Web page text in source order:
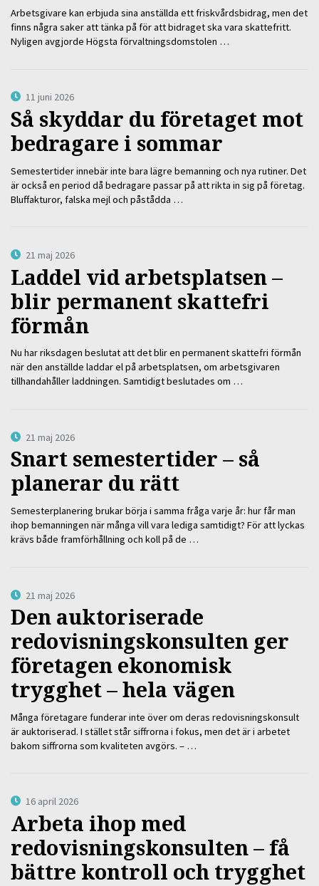
Arbetsgivare kan erbjuda sina anställda ett friskvårdsbidrag, men det
finns några saker att tänka på för att bidraget ska vara skattefritt.
Nyligen avgjorde Högsta förvaltningsdomstolen …
11 juni 2026
Så skyddar du företaget mot
bedragare i sommar
Semestertider innebär inte bara lägre bemanning och nya rutiner. Det
är också en period då bedragare passar på att rikta in sig på företag.
Bluffakturor, falska mejl och påstådda …
21 maj 2026
Laddel vid arbetsplatsen –
blir permanent skattefri
förmån
Nu har riksdagen beslutat att det blir en permanent skattefri förmån
när den anställde laddar el på arbetsplatsen, om arbetsgivaren
tillhandahåller laddningen. Samtidigt beslutades om …
21 maj 2026
Snart semestertider – så
planerar du rätt
Semesterplanering brukar börja i samma fråga varje år: hur får man
ihop bemanningen när många vill vara lediga samtidigt? För att lyckas
krävs både framförhållning och koll på de …
21 maj 2026
Den auktoriserade
redovisningskonsulten ger
företagen ekonomisk
trygghet – hela vägen
Många företagare funderar inte över om deras redovisningskonsult
är auktoriserad. I stället står siffrorna i fokus, men det är i arbetet
bakom siffrorna som kvaliteten avgörs. – …
16 april 2026
Arbeta ihop med
redovisningskonsulten – få
bättre kontroll och trygghet